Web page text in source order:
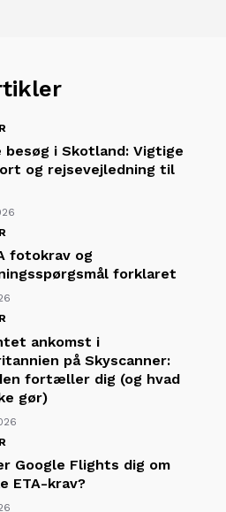
besøg i Skotland: Vigtige
og rejsevejledning til
fotokrav og
forklaret
ankomst i
på Skyscanner:
fortæller dig (og hvad
gør)
Google Flights dig om
ETA-krav?